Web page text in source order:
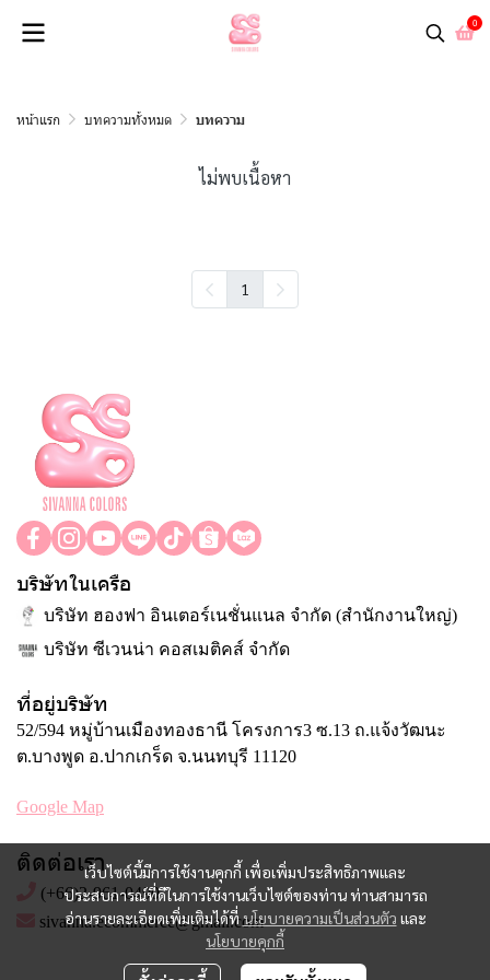
0
หน้าแรก บทความทั้งหมด บทความ
ไม่พบเนื้อหา
1
เว็บไซต์นี้มีการใช้งานคุกกี้ เพื่อเพิ่มประสิทธิภาพและ
ประสบการณ์ที่ดีในการใช้งานเว็บไซต์ของท่าน ท่านสามารถ
อ่านรายละเอียดเพิ่มเติมได้ที่นโยบายความเป็นส่วนตัว และ
นโยบายคุกกี้
บริษัทในเครือ
บริษัท ฮองฟา อินเตอร์เนชั่นแนล จำกัด (สำนักงานใหญ่)
บริษัท ซีเวนน่า คอสเมติคส์ จำกัด
ที่อยู่บริษัท
52/594 หมู่บ้านเมืองทองธานี โครงการ3 ซ.13 ถ.แจ้งวัฒนะ
ต.บางพูด อ.ปากเกร็ด จ.นนทบุรี 11120
Google Map
ติดต่อเรา
(+66)2-961-0490
sivanna.ecommerce@gmail.com